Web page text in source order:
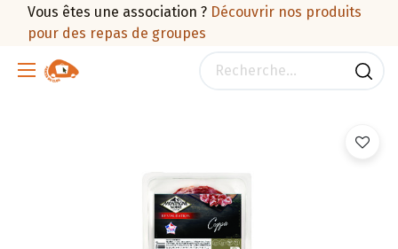
Vous êtes une association ? Découvrir nos produits
pour des repas de groupes